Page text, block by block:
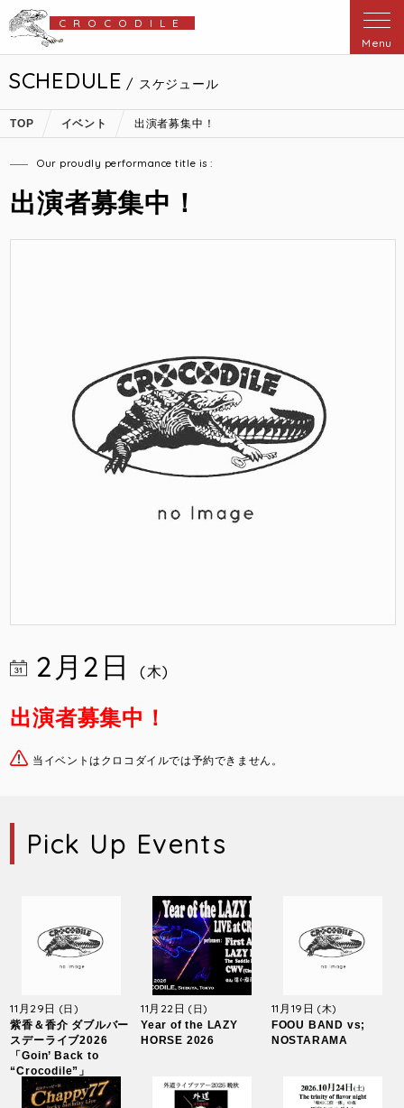
CROCODILE
Menu
SCHEDULE / スケジュール
TOP イベント 出演者募集中！
Our proudly performance title is :
出演者募集中！
2月2日(木)
出演者募集中！
当イベントはクロコダイルでは予約できません。
Pick Up Events
11月29日 (日)
紫香＆香介 ダブルバー
スデーライブ2026
「Goin’ Back to
“Crocodile”」
11月22日(日)
Year of the LAZY
HORSE 2026
11月19日 (木)
FOOU BAND vs;
NOSTARAMA